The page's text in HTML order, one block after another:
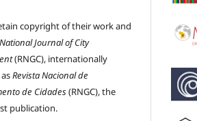
copyright of their work and
National Journal of City
(RNGC), internationally
asRevista Nacional de
de Cidades(RNGC), the
publication.